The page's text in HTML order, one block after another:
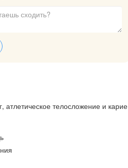
атлетическое телосложение и карие